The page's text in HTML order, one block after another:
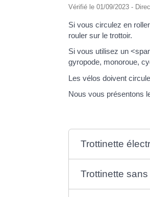
Vérifié le 01/09/2023 -
Si vous circulez en
rouler sur le trottoir.
Si vous utilisez un
gyropode, monoroue,
Les vélos doivent
Nous vous présentons
Trottinette
Trottinette